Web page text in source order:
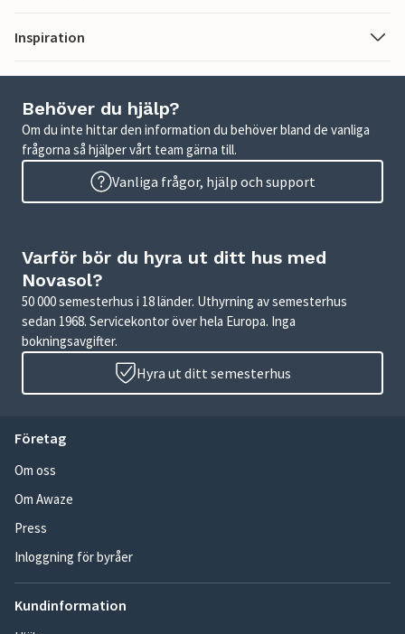
Inspiration
Behöver du hjälp?
Om du inte hittar den information du behöver bland de vanliga
frågorna så hjälper vårt team gärna till.
Vanliga frågor, hjälp och support
Varför bör du hyra ut ditt hus med
Novasol?
50 000 semesterhus i 18 länder. Uthyrning av semesterhus
sedan 1968. Servicekontor över hela Europa. Inga
bokningsavgifter.
Hyra ut ditt semesterhus
Företag
Om oss
Om Awaze
Press
Inloggning för byråer
Kundinformation